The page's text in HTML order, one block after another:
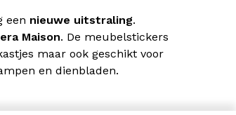
een nieuwe uitstraling.
Maison. De meubelstickers
maar ook geschikt voor
en dienbladen.